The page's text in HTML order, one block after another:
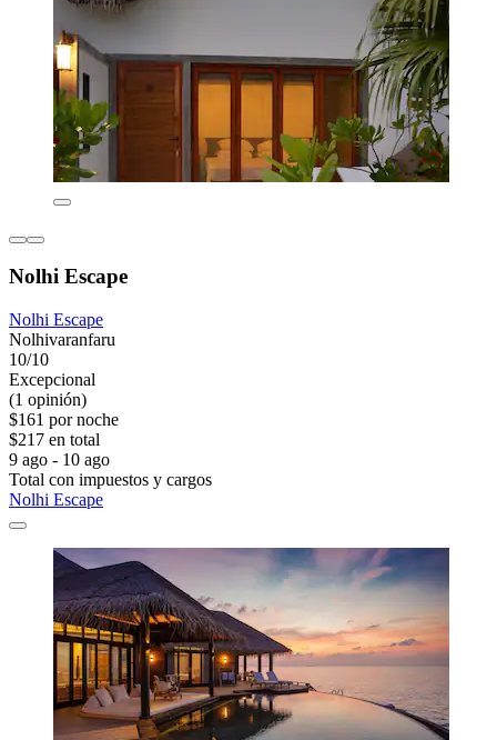
Nolhi Escape
Nolhi Escape
Nolhivaranfaru
10/10
Excepcional
(1 opinión)
$161 por noche
$217 en total
9 ago - 10 ago
Total con impuestos y cargos
Nolhi Escape